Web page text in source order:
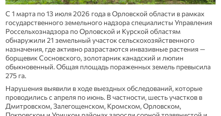
С 1 марта по 13 июля 2026 года в Орловской области в рамках
государственного земельного надзора специалисты Управления
Россельхознадзора по Орловской и Курской областям
обнаружили 21 земельный участок сельскохозяйственного
назначения, где активно разрастаются инвазивные растения —
борщевик Сосновского, золотарник канадский и люпин
обыкновенный. Общая площадь пораженных земель превысила
275 га.
Нарушения выявили в ходе выездных обследований, которые
проводились с апреля по июнь. В частности, шесть участков в
Дмитровском, Залегощенском, Кромском, Орловском,